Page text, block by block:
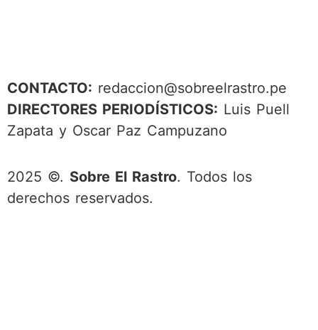
CONTACTO: redaccion@sobreelrastro.pe
DIRECTORES PERIODÍSTICOS: Luis Puell
Zapata y Oscar Paz Campuzano
2025 ©. Sobre El Rastro. Todos los
derechos reservados.